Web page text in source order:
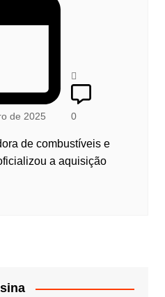
de 2025 0
de combustíveis e
a aquisição